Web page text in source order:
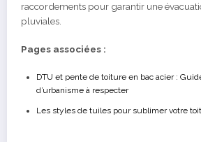
raccordements pour garantir une
pluviales.
Pages associées :
DTU et pente de toiture en bac acier :
d’urbanisme à respecter
Les styles de tuiles pour sublimer votre